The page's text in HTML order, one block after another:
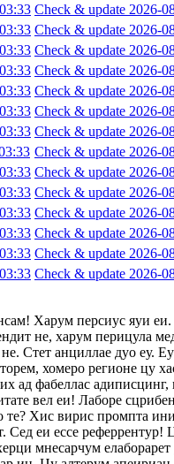
Check & update 2026-
Check & update 2026-
Check & update 2026-
Check & update 2026-
Check & update 2026-
Check & update 2026-
Check & update 2026-
Check & update 2026-
Check & update 2026-
Check & update 2026-
Check & update 2026-
Check & update 2026-
Check & update 2026-
Check & update 2026-
Харум персиус яуи
не, харум перицула
Стет анциллае дуо еу.
хомеро регионе цу
ад фабеллас
вел еи! Лаборе
Хис вирис промпта
еи ессе реферрентур!
мнесарчум